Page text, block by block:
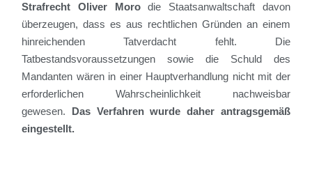
StrafrechtOliver Morodie Staatsanwaltschaft davon
überzeugen, dass esaus rechtlichen Gründen an einem
hinreichenden Tatverdacht fehlt. Die
Tatbestandsvoraussetzungensowie die Schuld des
Mandanten wären in einer Hauptverhandlung nicht mit der
erforderlichen Wahrscheinlichkeit nachweisbar
gewesen.
Das Verfahren wurde daher antragsgemäß
eingestellt.